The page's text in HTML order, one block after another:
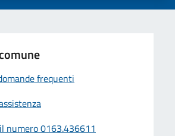
frequenti
numero 0163.436611